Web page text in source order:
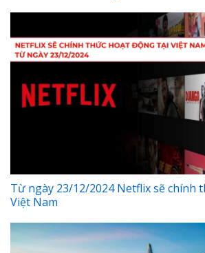
Từ ngày 23/12/2024 Netflix sẽ chính
Việt Nam